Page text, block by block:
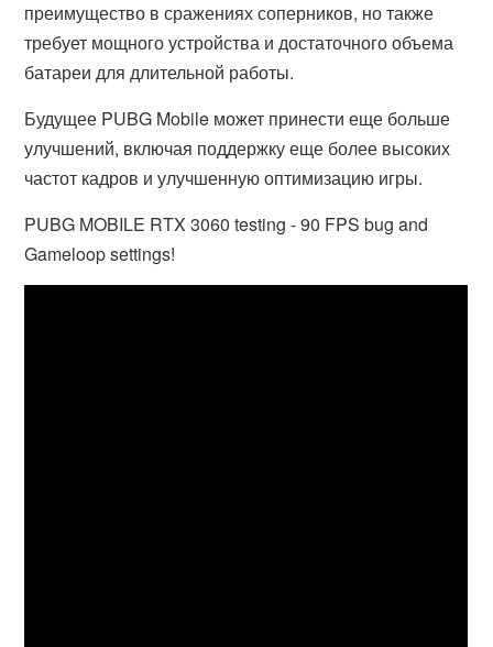
преимущество в сражениях соперников, но также
требует мощного устройства и достаточного объема
батареи для длительной работы.
Будущее PUBG Mobile может принести еще больше
улучшений, включая поддержку еще более высоких
частот кадров и улучшенную оптимизацию игры.
PUBG MOBILE RTX 3060 testing - 90 FPS bug and
Gameloop settings!